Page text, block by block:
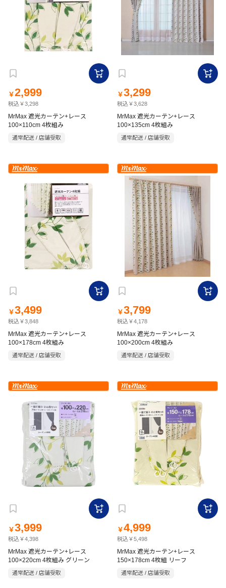
￥2,999
税込￥3,298
MrMax 遮光カーテン+レース
100×110cm 4枚組み
通常配送 / 店舗受取
￥3,299
税込￥3,628
MrMax 遮光カーテン+レース
100×135cm 4枚組み
通常配送 / 店舗受取
￥3,499
税込￥3,848
MrMax 遮光カーテン+レース
100×178cm 4枚組み
通常配送 / 店舗受取
￥3,799
税込￥4,178
MrMax 遮光カーテン+レース
100×200cm 4枚組み
通常配送 / 店舗受取
￥3,999
税込￥4,398
MrMax 遮光カーテン+レース
100×220cm 4枚組み グリーン
通常配送 / 店舗受取
￥4,999
税込￥5,498
MrMax 遮光カーテン+レース
150×178cm 4枚組 リーフ
通常配送 / 店舗受取